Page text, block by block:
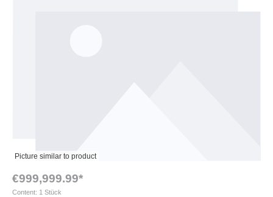
Picture similar to product
€999,999.99*
Content: 1 Stück